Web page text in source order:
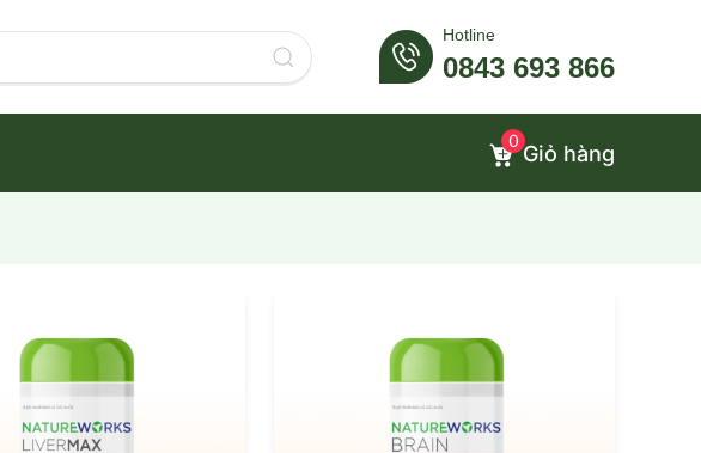
Hotline
0843 693 866
Giỏ hàng
0